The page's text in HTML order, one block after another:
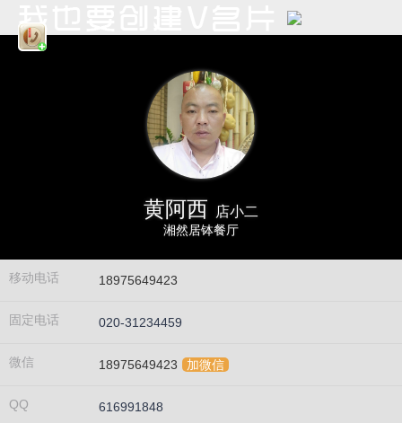
黄阿西 店小二
湘然居钵餐厅
移动电话 18975649423
固定电话 020-31234459
微信 18975649423 加微信
QQ 616991848